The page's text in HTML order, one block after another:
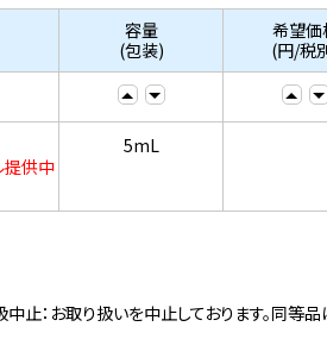
容量
(包装)
希望価
(円/税
供中
5mL
：お取り扱いを中止しております。同等品